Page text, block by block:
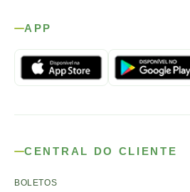
APP
CENTRAL DO CLIENTE
BOLETOS